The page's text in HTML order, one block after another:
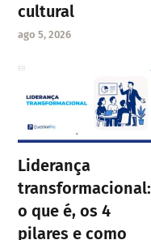
cultural
ago 5, 2026
Liderança
transformacional:
o que é, os 4
pilares e como